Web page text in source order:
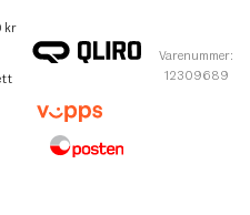
kr
Varenummer:
12309689